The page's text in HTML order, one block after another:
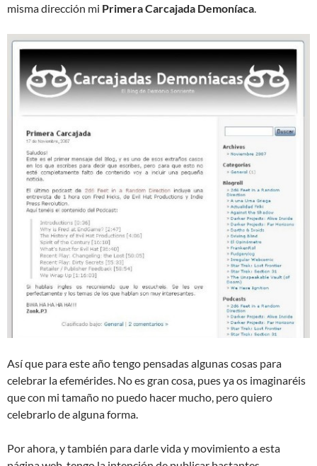
misma dirección mi Primera Carcajada Demoníaca
Así que para este año tengo pensadas algunas cosas para
celebrar la efemérides. No es gran cosa, pues ya os imaginaréis
que con mi tamaño no puedo hacer mucho, pero quiero
celebrarlo de alguna forma.
Por ahora, y también para darle vida y movimiento a esta